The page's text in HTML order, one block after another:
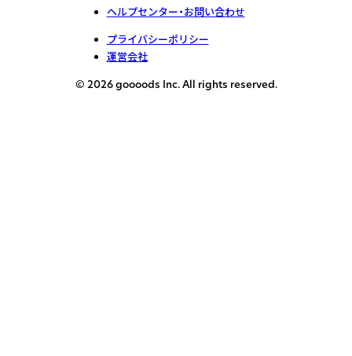
ヘルプセンター・お問い合わせ
プライバシーポリシー
運営会社
© 2026 goooods Inc. All rights reserved.